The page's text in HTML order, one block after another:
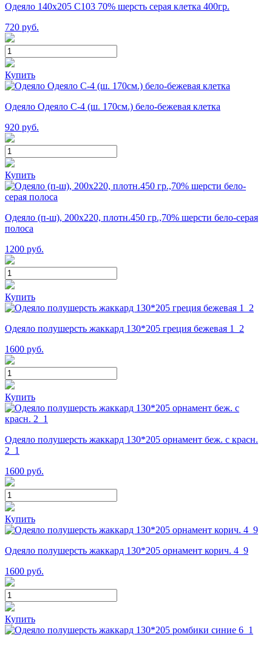
Одеяло 140х205 С103 70% шерсть серая клетка 400гр.
720 руб.
Купить
Одеяло Одеяло С-4 (ш. 170см.) бело-бежевая клетка
920 руб.
Купить
Одеяло (п-ш), 200х220, плотн.450 гр.,70% шерсти бело-серая
полоса
1200 руб.
Купить
Одеяло полушерсть жаккард 130*205 греция бежевая 1_2
1600 руб.
Купить
Одеяло полушерсть жаккард 130*205 орнамент беж. с красн.
2_1
1600 руб.
Купить
Одеяло полушерсть жаккард 130*205 орнамент корич. 4_9
1600 руб.
Купить